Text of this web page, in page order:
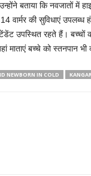
बताया कि नवजातों में
वार्मर की सुविधाएं
उपस्थित रहते हैं।
बच्चे को स्तनपान भी
NEWBORN IN COLD